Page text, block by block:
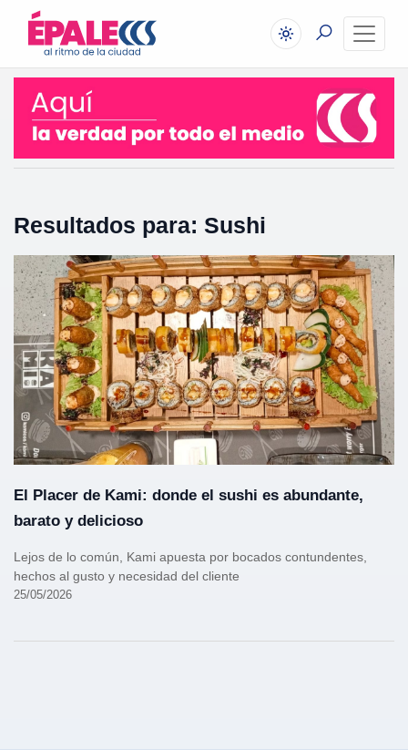
Resultados para: Sushi
El Placer de Kami: donde el sushi es abundante,
barato y delicioso
Lejos de lo común, Kami apuesta por bocados contundentes,
hechos al gusto y necesidad del cliente
25/05/2026